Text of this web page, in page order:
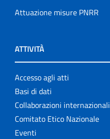
Attuazione misure PNRR
ATTIVITÀ
Accesso agli atti
Basi di dati
Collaborazioni internazionali
Comitato Etico Nazionale
Eventi